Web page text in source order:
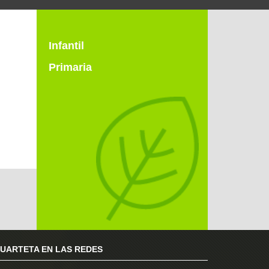
Infantil
Primaria
EN LAS REDES